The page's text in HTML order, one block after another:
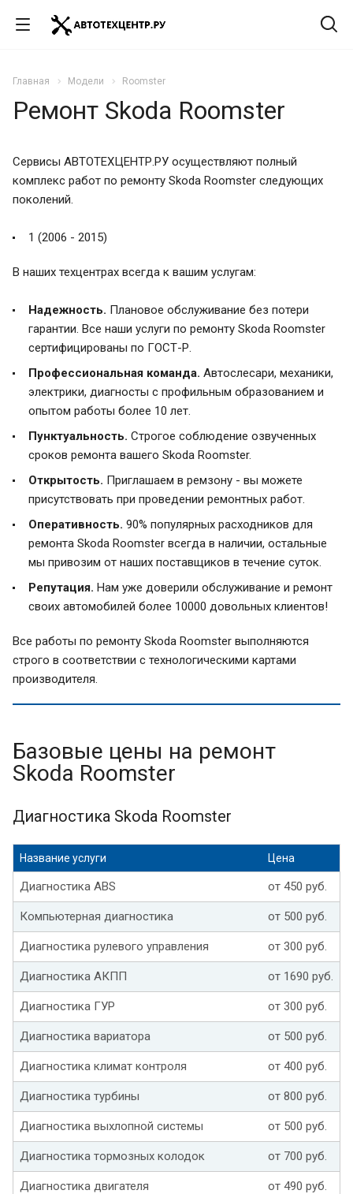
Главная Модели Roomster
Ремонт Skoda Roomster
Сервисы АВТОТЕХЦЕНТР.РУ осуществляют полный
комплекс работ по ремонту Skoda Roomster следующих
поколений.
1 (2006 - 2015)
В наших техцентрах всегда к вашим услугам:
Надежность. Плановое обслуживание без потери
гарантии. Все наши услуги по ремонту Skoda Roomster
сертифицированы по ГОСТ-Р.
Профессиональная команда. Автослесари, механики,
электрики, диагносты с профильным образованием и
опытом работы более 10 лет.
Пунктуальность. Строгое соблюдение озвученных
сроков ремонта вашего Skoda Roomster.
Открытость. Приглашаем в ремзону - вы можете
присутствовать при проведении ремонтных работ.
Оперативность. 90% популярных расходников для
ремонта Skoda Roomster всегда в наличии, остальные
мы привозим от наших поставщиков в течение суток.
Репутация. Нам уже доверили обслуживание и ремонт
своих автомобилей более 10000 довольных клиентов!
Все работы по ремонту Skoda Roomster выполняются
строго в соответствии с технологическими картами
производителя.
Базовые цены на ремонт
Skoda Roomster
Диагностика Skoda Roomster
Название услуги Цена
Диагностика ABS от 450 руб.
Компьютерная диагностика от 500 руб.
Диагностика рулевого управления от 300 руб.
Диагностика АКПП от 1690 руб.
Диагностика ГУР от 300 руб.
Диагностика вариатора от 500 руб.
Диагностика климат контроля от 400 руб.
Диагностика турбины от 800 руб.
Диагностика выхлопной системы от 500 руб.
Диагностика тормозных колодок от 700 руб.
Диагностика двигателя от 490 руб.